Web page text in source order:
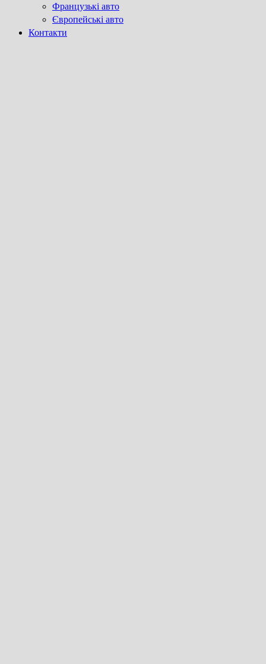
Французькі авто
Європейські авто
Контакти